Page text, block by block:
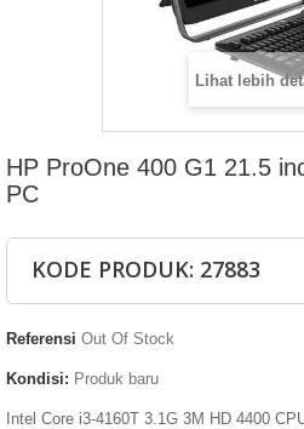
Lihat lebih
HP ProOne 400 G1 21.5
PC
KODE PRODUK: 27883
Referensi Out Of Stock
Kondisi: Produk baru
Intel Core i3-4160T 3.1G 3M HD 4400